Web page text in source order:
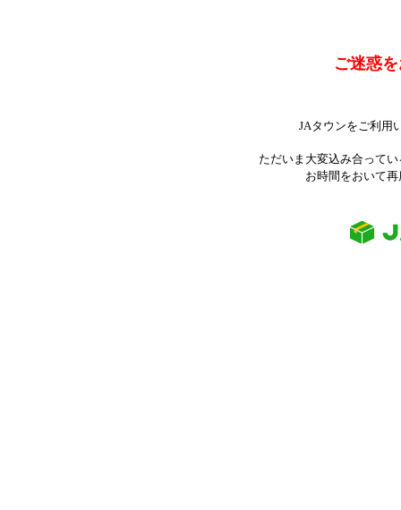
ご迷惑
JAタウンをご利用
ただいま大変込み合って
お時間をおいて